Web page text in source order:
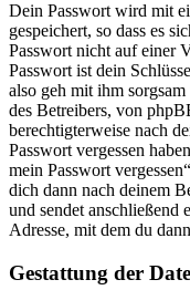
Dein Passwort wird mit
gespeichert, so dass es
Passwort nicht auf einer
Passwort ist dein
also geh mit ihm
des Betreibers, von
berechtigterweise nach
Passwort vergessen
mein Passwort
dich dann nach deinem
und sendet anschließend
Adresse, mit dem du
Gestattung der